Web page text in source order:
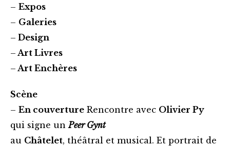
– Expos
– Galeries
– Design
– Art Livres
– Art Enchères
Scène
– En couverture Rencontre avec Olivier Py
qui signe un Peer Gynt
au Châtelet, théâtral et musical. Et portrait de